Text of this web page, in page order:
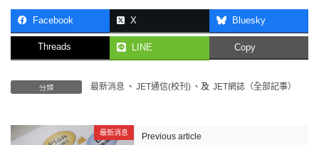
Facebook X Bluesky
Threads LINE Copy
分類 最新消息 、 JET通信(校刊) 、及 JET網誌（全部記事）
最新消息 Previous article